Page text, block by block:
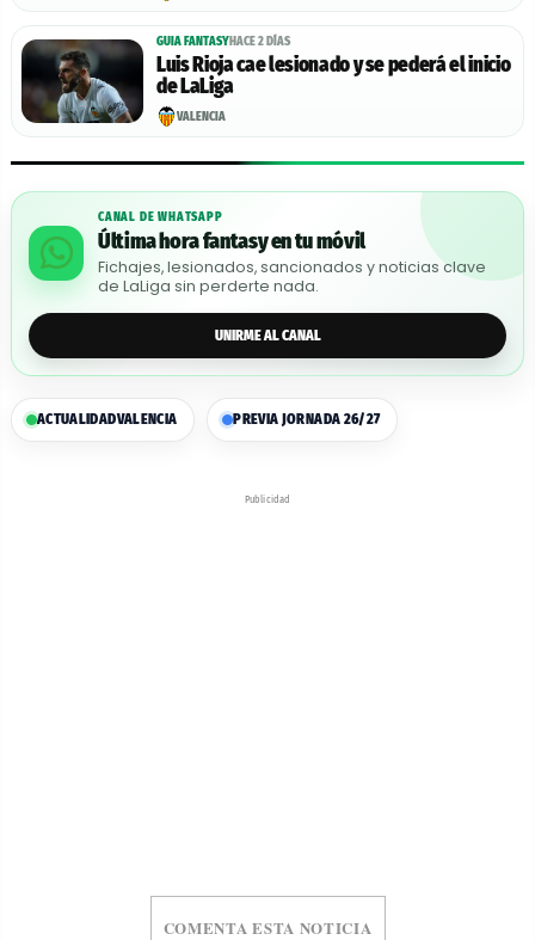
GUIA FANTASYHACE 2 DÍAS
Luis Rioja cae lesionado y se pederá el inicio
de LaLiga
VALENCIA
CANAL DE WHATSAPP
Última hora fantasy en tu móvil
Fichajes, lesionados, sancionados y noticias clave
de LaLiga sin perderte nada.
UNIRME AL CANAL
ACTUALIDADVALENCIA PREVIA JORNADA 26/27
Publicidad
COMENTA ESTA NOTICIA